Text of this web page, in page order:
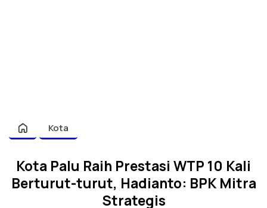
Kota
Kota Palu Raih Prestasi WTP 10 Kali
Berturut-turut, Hadianto: BPK Mitra
Strategis